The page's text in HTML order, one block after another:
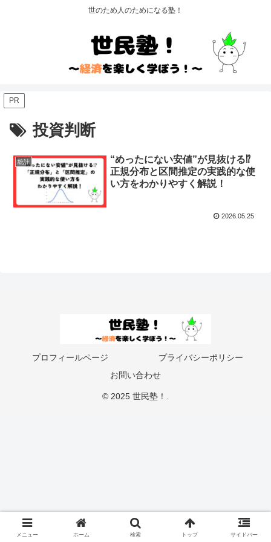
世のため人のためになる塾！
PR
投資判断
統計
“めったにない安値”が見抜ける⁉︎
正規分布と区間推定の実践的な使
い方をわかりやすく解説！
2026.05.25
プロフィールページ
プライバシーポリシー
お問い合わせ
© 2025 世民塾！.
メニュー ホーム 検索 トップ サイドバー